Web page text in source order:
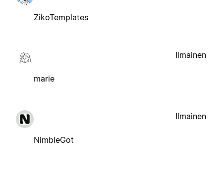
ZikoTemplates
marie
Ilmainen
NimbleGot
Ilmainen